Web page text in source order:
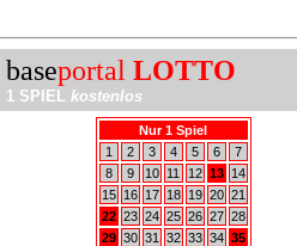
baseportal LOTTO
1 SPIEL kostenlos
Nur 1 Spiel
1
2 3 4 5 6
7
8
9 10 11 12 13
14
15
16 17 18 19 20 21
22 23 24 25 26 27 28
29 30 31 32 33 34 35